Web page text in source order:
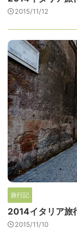
2015/11/12
旅行記
2014イタリア旅
2015/11/10